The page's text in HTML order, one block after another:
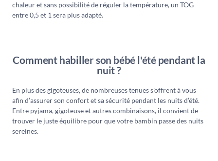
chaleur et sans possibilité de réguler la température, un TOG
entre 0,5 et 1 sera plus adapté.
Comment habiller son bébé l'été pendant la
nuit ?
En plus des gigoteuses, de nombreuses tenues s’offrent à vous
afin d’assurer son confort et sa sécurité pendant les nuits d’été.
Entre pyjama, gigoteuse et autres combinaisons, il convient de
trouver le juste équilibre pour que votre bambin passe des nuits
sereines.